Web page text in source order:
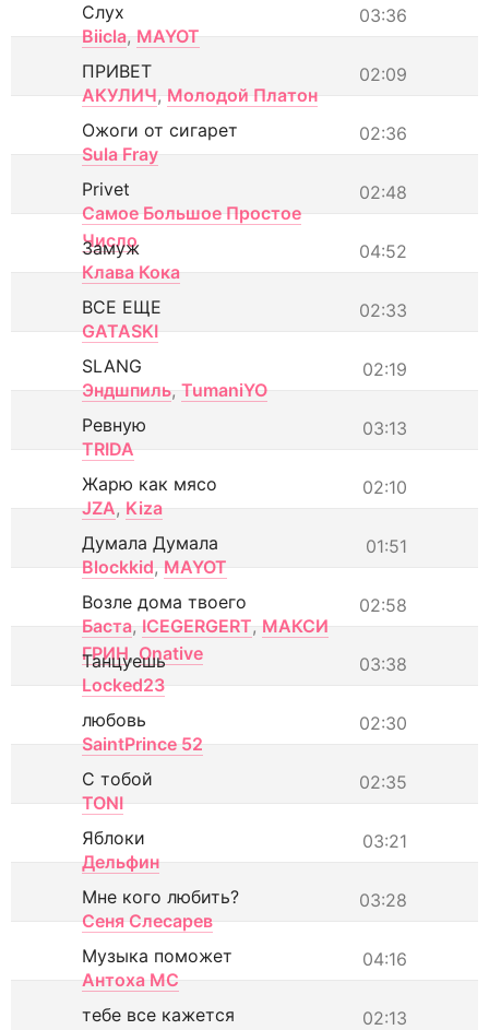
03:36
Слух
Biicla, MAYOT
02:09
ПРИВЕТ
АКУЛИЧ, Молодой Платон
02:36
Ожоги от сигарет
Sula Fray
02:48
Privet
Самое Большое Простое
Число
04:52
Замуж
Клава Кока
02:33
ВСЕ ЕЩЕ
GATASKI
02:19
SLANG
Эндшпиль, TumaniYO
03:13
Ревную
TRIDA
02:10
Жарю как мясо
JZA, Kiza
01:51
Думала Думала
Blockkid, MAYOT
02:58
Возле дома твоего
Баста, ICEGERGERT, МАКСИ
ГРИН, Onative 03:38
Танцуешь
Locked23
02:30
любовь
SaintPrince 52
02:35
С тобой
TONI
03:21
Яблоки
Дельфин
03:28
Мне кого любить?
Сеня Слесарев
04:16
Музыка поможет
Антоха МС
02:13
тебе все кажется